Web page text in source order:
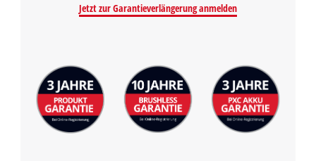
Jetzt zur Garantieverlängerung anmelden